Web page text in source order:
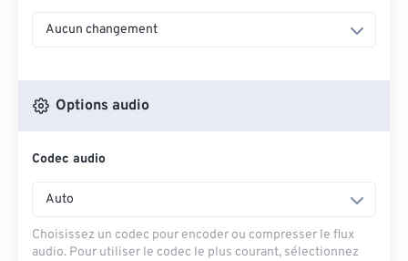
Aucun changement
Options audio
Codec audio
Auto
Choisissez un codec pour encoder ou compresser le flux
audio. Pour utiliser le codec le plus courant, sélectionnez